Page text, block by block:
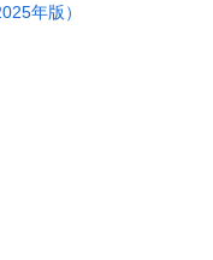
年版）